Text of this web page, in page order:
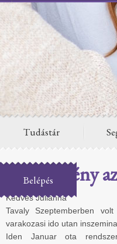
Tudástár
Belépés
Van remény
Kedves Julianna
Tavaly Szeptemberben
varakozasi ido utan
Iden Januar ota